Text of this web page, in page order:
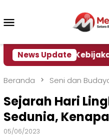
konten
News Update
Kebijakan
Beranda Seni dan
Sejarah Hari
Sedunia,
05/06/2023